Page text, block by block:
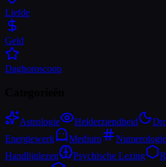
Liefde
Geld
Daghoroscoop
Astrologie Helderziendheid
Energiewerk
Medium Numerologie
Handlijnlezen
Psychische Lezing